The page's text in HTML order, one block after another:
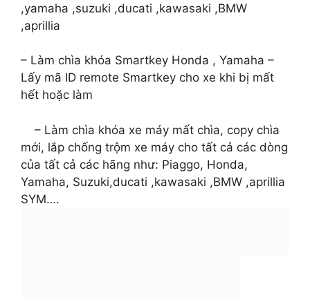
,yamaha ,suzuki ,ducati ,kawasaki ,BMW
,aprillia
– Làm chìa khóa Smartkey Honda , Yamaha –
Lấy mã ID remote Smartkey cho xe khi bị mất
hết hoặc làm
– Làm chìa khóa xe máy mất chìa, copy chìa
mới, lắp chống trộm xe máy cho tất cả các dòng
của tất cả các hãng như: Piaggo, Honda,
Yamaha, Suzuki,ducati ,kawasaki ,BMW ,aprillia
SYM….